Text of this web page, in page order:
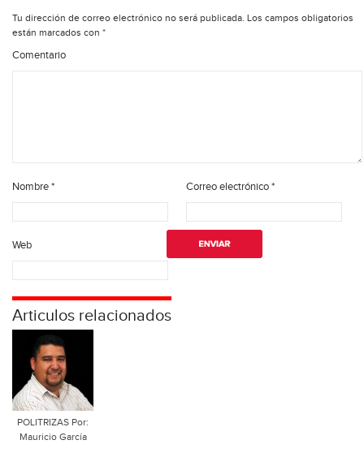
Tu dirección de correo electrónico no será publicada. Los campos obligatorios
están marcados con *
Comentario
Nombre* Correo electrónico*
Web
Articulos relacionados
POLITRIZAS Por:
Mauricio García